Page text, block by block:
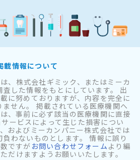
載情報について
、株式会社ギミック、またはミーカ
した情報をもとにしています。 出
に努めておりますが、内容を完全に
せん。 掲載されている医療機関へ
、事前に必ず該当の医療機関に直接
ービスによって生じた損害につい
およびミーカンパニー株式会社では
わないものとします。 情報に誤り
ですが お問い合わせフォーム より編
だけますようお願いいたします。